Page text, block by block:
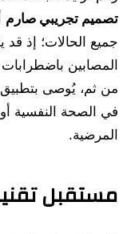
تصميم تجريبي صارم
جميع الحالات؛ إذ
المصابين
من ثم، يُوصى
في الصحة النفسية
المرضية.
مستقبل